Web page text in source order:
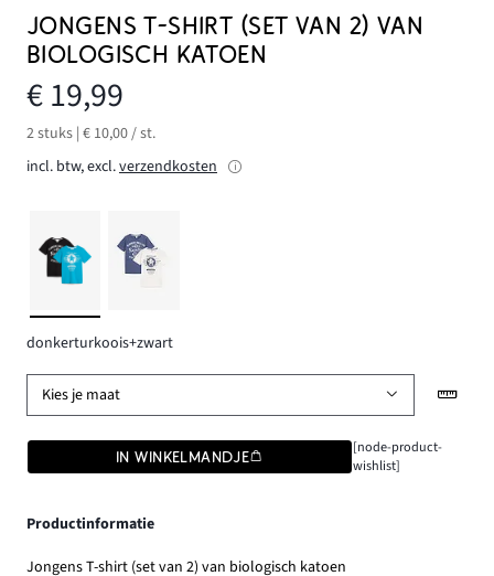
JONGENS T-SHIRT (SET VAN 2) VAN
BIOLOGISCH KATOEN
€ 19,99
2 stuks | € 10,00 / st.
incl. btw, excl.verzendkosten
donkerturkoois+zwart
Kies je maat
IN WINKELMANDJE
[node-product-
wishlist]
Productinformatie
Jongens T-shirt (set van 2) van biologisch katoen